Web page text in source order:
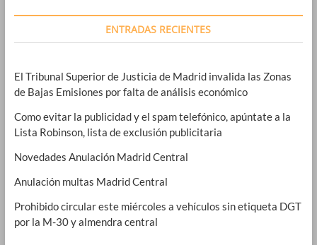
ENTRADAS RECIENTES
El Tribunal Superior de Justicia de Madrid invalida las Zonas
de Bajas Emisiones por falta de análisis económico
Como evitar la publicidad y el spam telefónico, apúntate a la
Lista Robinson, lista de exclusión publicitaria
Novedades Anulación Madrid Central
Anulación multas Madrid Central
Prohibido circular este miércoles a vehículos sin etiqueta DGT
por la M-30 y almendra central